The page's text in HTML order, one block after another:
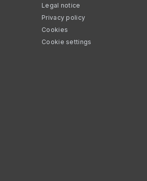
Legal notice
Privacy policy
Cookies
Cookie settings